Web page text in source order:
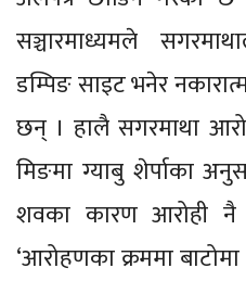
सञ्चारमाध्यमले
डम्पिङ साइट भनेर
छन् । हालै सगरमाथा
मिङमा ग्याबु शेर्पाका
शवका कारण आरोही
‘आरोहणका क्रममा